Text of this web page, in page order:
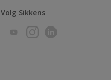
Volg Sikkens